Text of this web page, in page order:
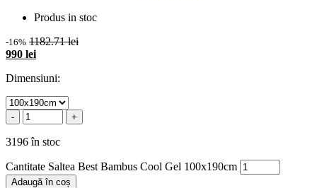
Produs in stoc
-16% 1182.71 lei
990 lei
Dimensiuni:
- +
3196 în stoc
Cantitate Saltea Best Bambus Cool Gel 100x190cm
Adaugă în coș